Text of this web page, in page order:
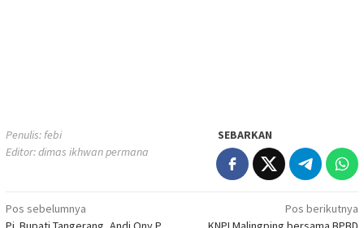
Penulis: febi
Editor: dimas ikhwan permana
SEBARKAN
Navigasi
Pos sebelumnya
Pos berikutnya